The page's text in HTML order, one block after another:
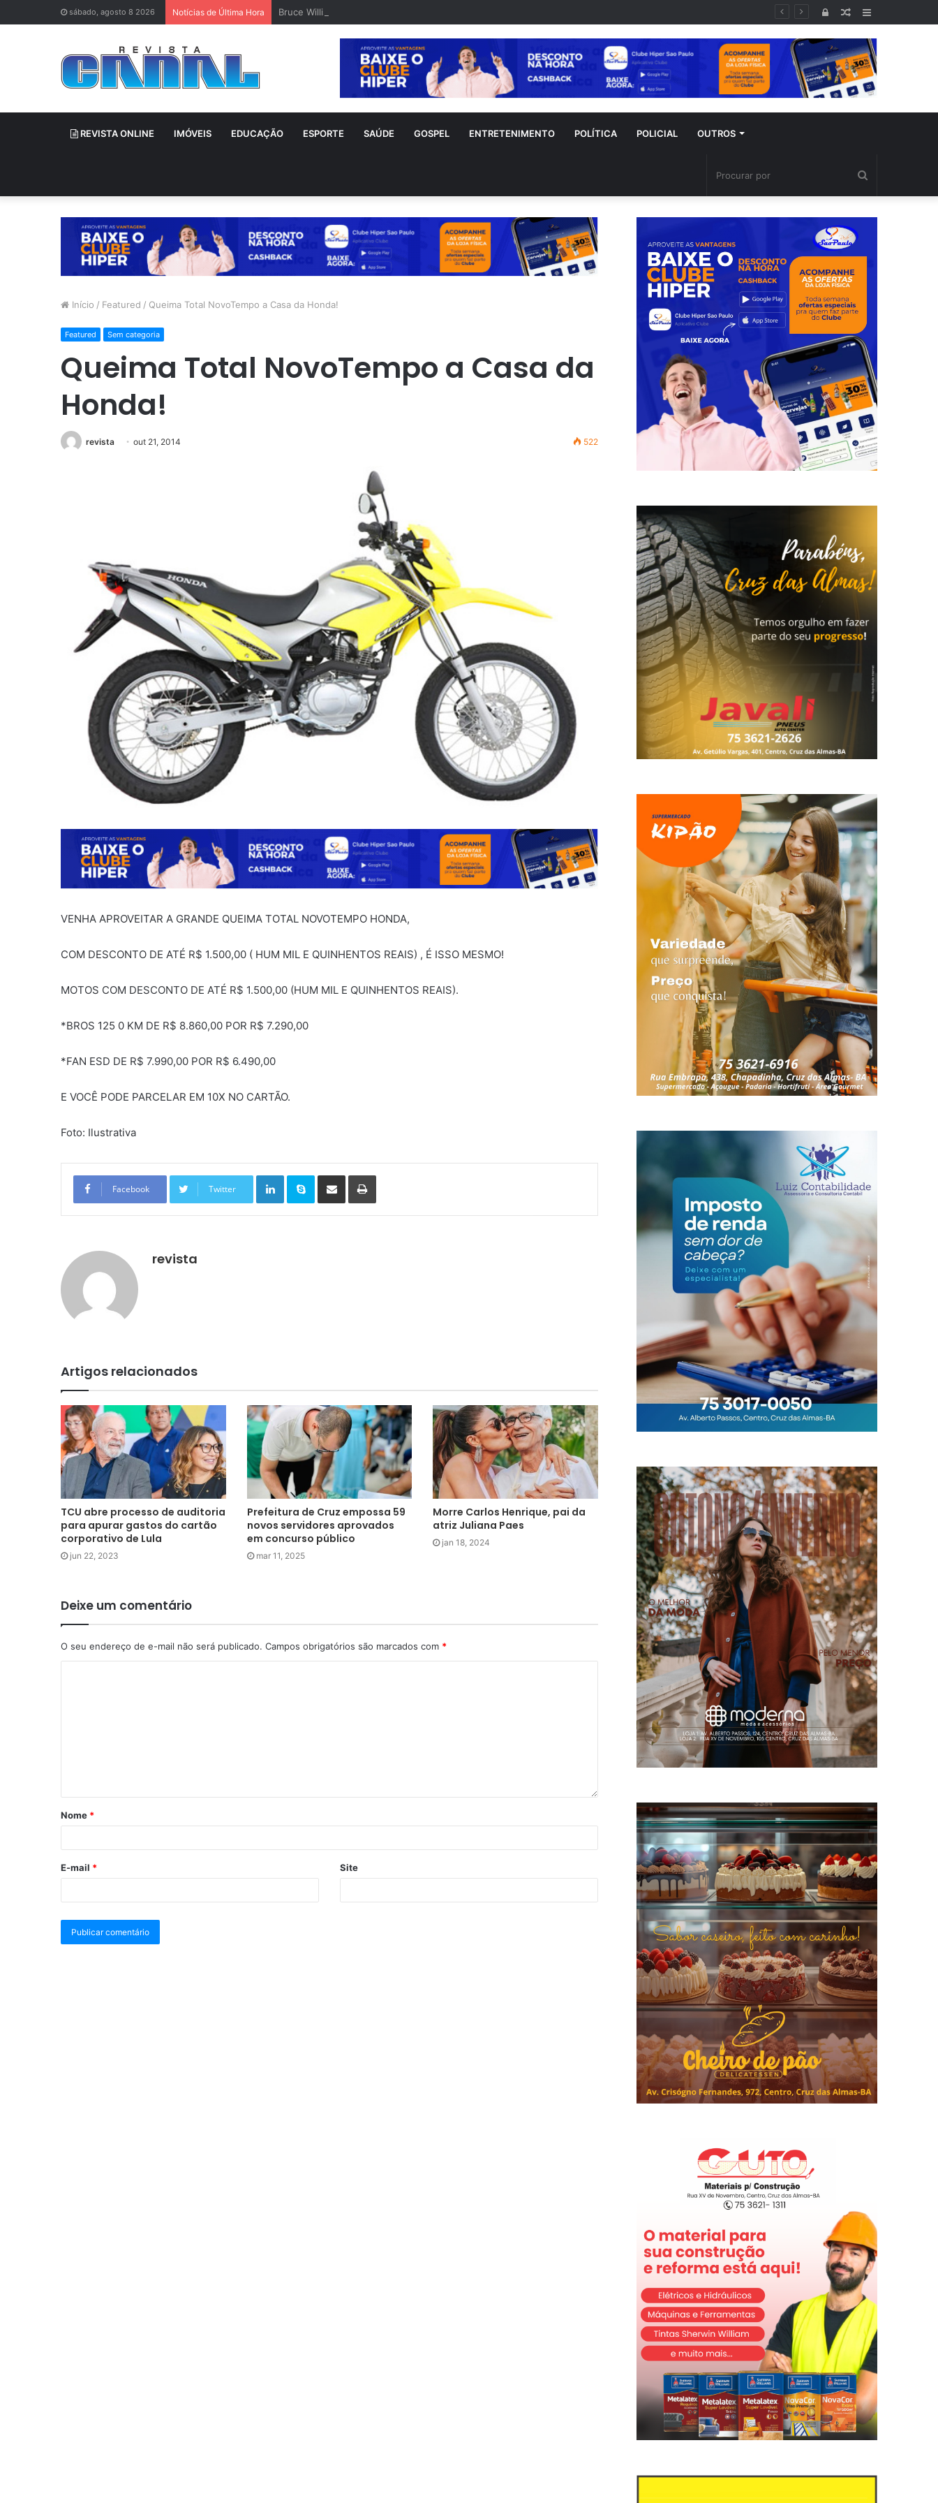
sábado, agosto 8 2026 Notícias de Última Hora Bruce Willis é visto em rara aparição após diagnóstico de demência frontotemporal
Lateral
Artigo
aleatório
Entrar
REVISTA ONLINE IMÓVEIS EDUCAÇÃO ESPORTE SAÚDE GOSPEL ENTRETENIMENTO POLÍTICA POLICIAL OUTROS
por
Início / Featured / Queima Total NovoTempo a Casa da Honda!
Featured Sem categoria
Queima Total NovoTempo a Casa da
Honda!
revista out 21, 2014 522
VENHA APROVEITAR A GRANDE QUEIMA TOTAL NOVOTEMPO HONDA,
COM DESCONTO DE ATÉ R$ 1.500,00 ( HUM MIL E QUINHENTOS REAIS) , É ISSO MESMO!
MOTOS COM DESCONTO DE ATÉ R$ 1.500,00 (HUM MIL E QUINHENTOS REAIS).
*BROS 125 0 KM DE R$ 8.860,00 POR R$ 7.290,00
*FAN ESD DE R$ 7.990,00 POR R$ 6.490,00
E VOCÊ PODE PARCELAR EM 10X NO CARTÃO.
Foto: Ilustrativa
Facebook Twitter
Linkedin Skype
revista
Artigos relacionados
TCU abre processo de auditoria
para apurar gastos do cartão
corporativo de Lula
jun 22, 2023
Prefeitura de Cruz empossa 59
novos servidores aprovados
em concurso público
mar 11, 2025
Morre Carlos Henrique, pai da
atriz Juliana Paes
jan 18, 2024
Deixe um comentário
O seu endereço de e-mail não será publicado. Campos obrigatórios são marcados com *
Nome *
E-mail * Site